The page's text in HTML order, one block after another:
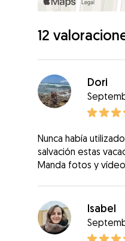
12
Dori
Nunca había
salvación estas
Manda fotos y
Isabel